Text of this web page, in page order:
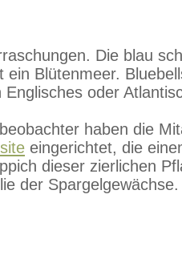
Die blau
ein Blütenmeer.
Englisches oder
haben die
eingerichtet, die
dieser zierlichen
der Spargelgewächse.